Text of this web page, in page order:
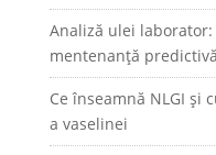
Analiză ulei
mentenanță predictivă
Ce înseamnă NLGI și
a vaselinei